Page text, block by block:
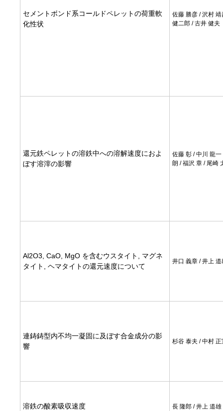
セメントボンド系コールドペレットの荷重軟
化性状
佐藤 勝彦 / 沢村 靖
健二郎 / 古井 健夫
還元鉄ペレットの溶鉄中への溶解速度におよ
ぼす溶滓の影響
佐藤 彰 / 中川 龍一
朗 / 福沢 章 / 尾崎
Al2O3, CaO, MgO を含むウスタイト, マグネ
タイト, ヘマタイトの還元速度について
井口 義章 / 井上 道
連鋳鋳型内不均一凝固に及ぼす合金成分の影
響
杉谷 泰夫 / 中村 正
溶鉄の酸素吸収速度 長 隆郎 / 井上 道雄